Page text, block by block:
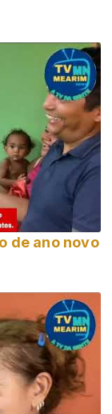
de ano novo